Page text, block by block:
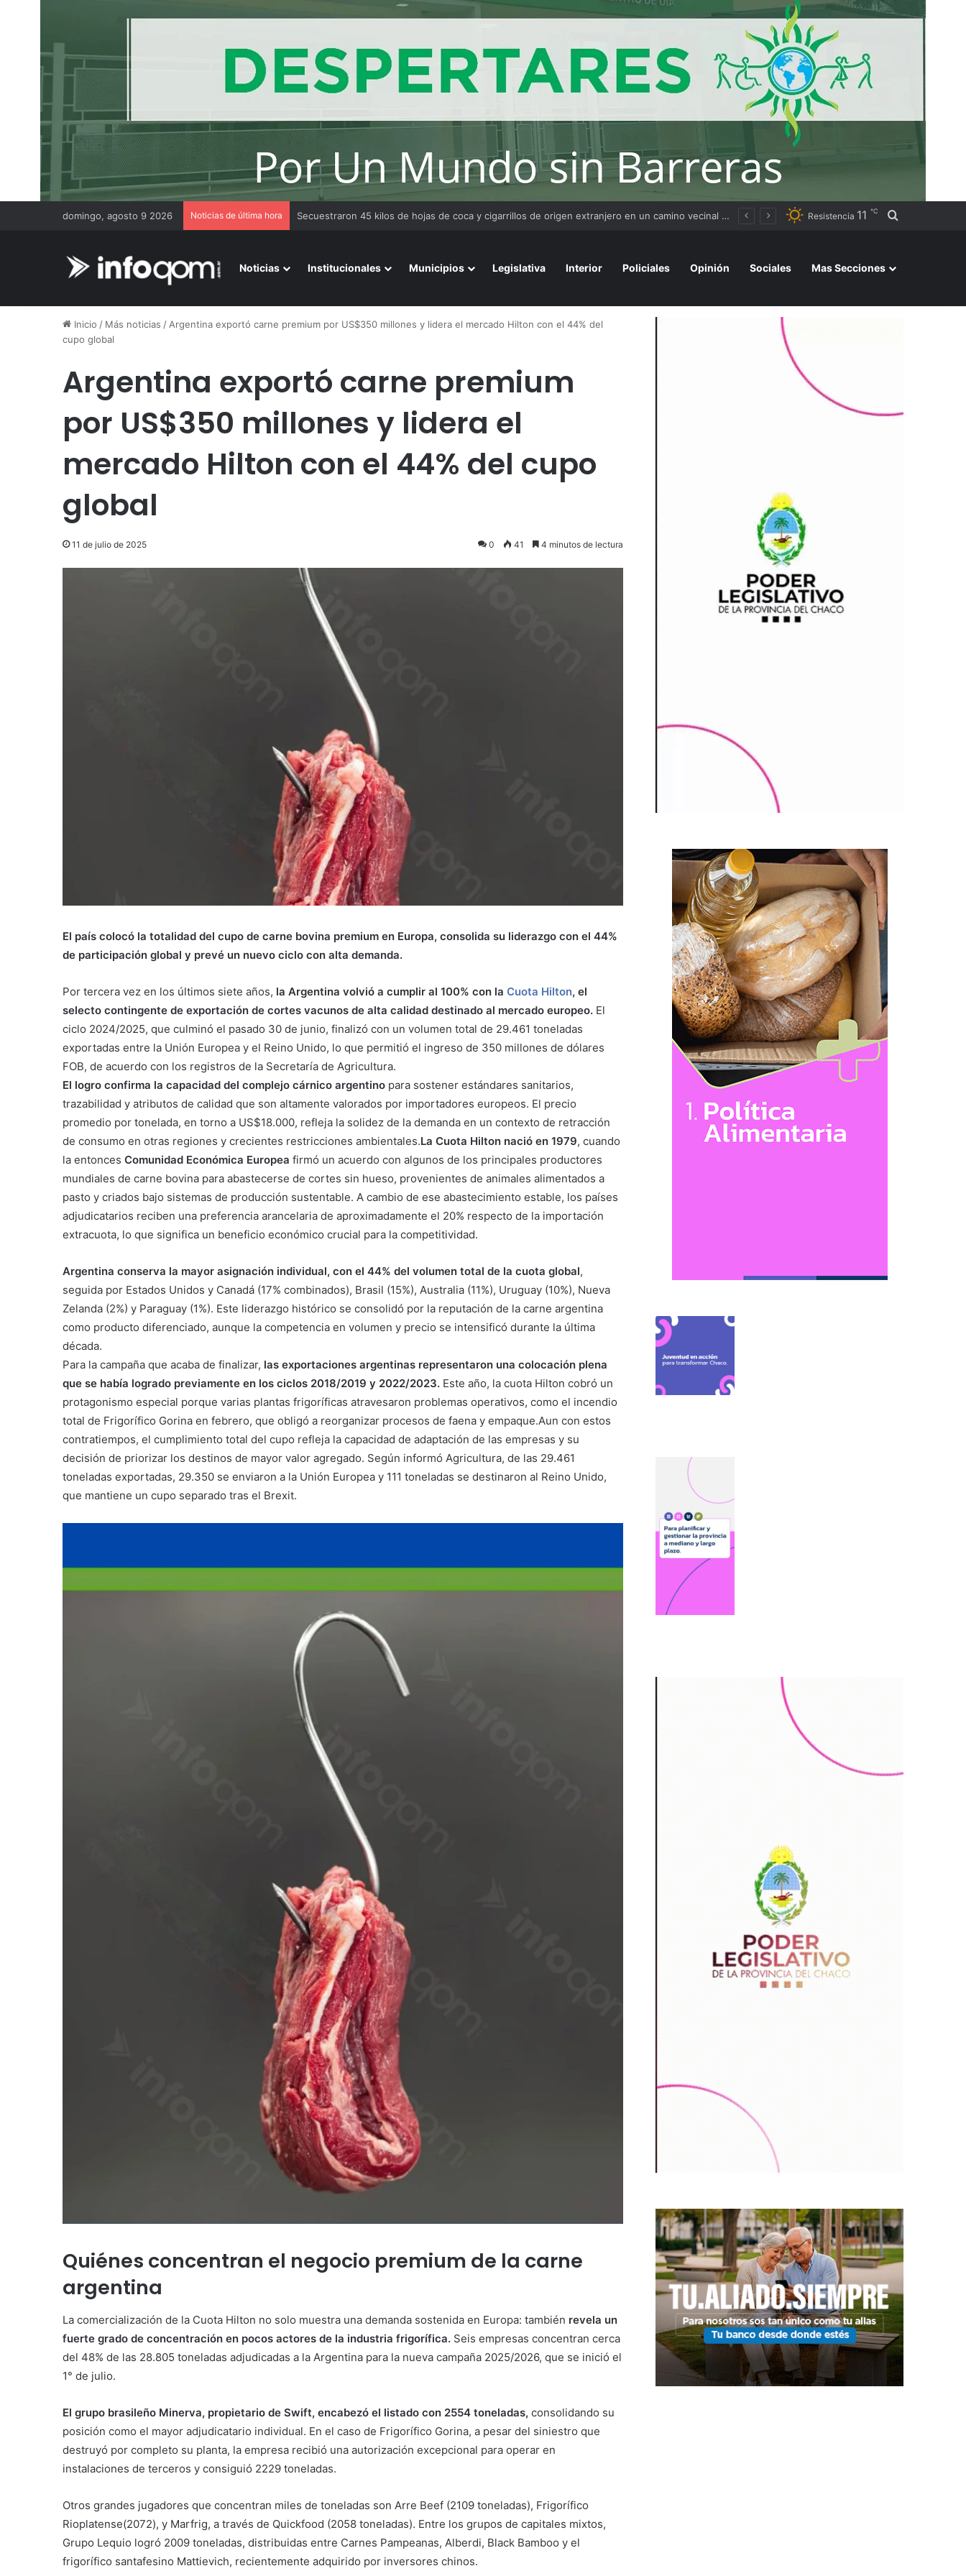
domingo, agosto 9 2026 Noticias de última hora Clausuraron un bar de Resistencia por exceso de personas durante un evento Resistencia 11 ℃ Buscar por
Noticias Institucionales Municipios Legislativa Interior Policiales Opinión Sociales Mas Secciones
Inicio / Más noticias / Argentina exportó carne premium por US$350 millones y lidera el mercado Hilton con el 44% del
cupo global
Argentina exportó carne premium
por US$350 millones y lidera el
mercado Hilton con el 44% del cupo
global
11 de julio de 2025 0 41 4 minutos de lectura
El país colocó la totalidad del cupo de carne bovina premium en Europa, consolida su liderazgo con el 44%
de participación global y prevé un nuevo ciclo con alta demanda.
Por tercera vez en los últimos siete años, la Argentina volvió a cumplir al 100% con la Cuota Hilton, el
selecto contingente de exportación de cortes vacunos de alta calidad destinado al mercado europeo. El
ciclo 2024/2025, que culminó el pasado 30 de junio, finalizó con un volumen total de 29.461 toneladas
exportadas entre la Unión Europea y el Reino Unido, lo que permitió el ingreso de 350 millones de dólares
FOB, de acuerdo con los registros de la Secretaría de Agricultura.
El logro confirma la capacidad del complejo cárnico argentino para sostener estándares sanitarios,
trazabilidad y atributos de calidad que son altamente valorados por importadores europeos. El precio
promedio por tonelada, en torno a US$18.000, refleja la solidez de la demanda en un contexto de retracción
de consumo en otras regiones y crecientes restricciones ambientales.La Cuota Hilton nació en 1979, cuando
la entonces Comunidad Económica Europea firmó un acuerdo con algunos de los principales productores
mundiales de carne bovina para abastecerse de cortes sin hueso, provenientes de animales alimentados a
pasto y criados bajo sistemas de producción sustentable. A cambio de ese abastecimiento estable, los países
adjudicatarios reciben una preferencia arancelaria de aproximadamente el 20% respecto de la importación
extracuota, lo que significa un beneficio económico crucial para la competitividad.
Argentina conserva la mayor asignación individual, con el 44% del volumen total de la cuota global,
seguida por Estados Unidos y Canadá (17% combinados), Brasil (15%), Australia (11%), Uruguay (10%), Nueva
Zelanda (2%) y Paraguay (1%). Este liderazgo histórico se consolidó por la reputación de la carne argentina
como producto diferenciado, aunque la competencia en volumen y precio se intensificó durante la última
década.
Para la campaña que acaba de finalizar, las exportaciones argentinas representaron una colocación plena
que se había logrado previamente en los ciclos 2018/2019 y 2022/2023. Este año, la cuota Hilton cobró un
protagonismo especial porque varias plantas frigoríficas atravesaron problemas operativos, como el incendio
total de Frigorífico Gorina en febrero, que obligó a reorganizar procesos de faena y empaque.Aun con estos
contratiempos, el cumplimiento total del cupo refleja la capacidad de adaptación de las empresas y su
decisión de priorizar los destinos de mayor valor agregado. Según informó Agricultura, de las 29.461
toneladas exportadas, 29.350 se enviaron a la Unión Europea y 111 toneladas se destinaron al Reino Unido,
que mantiene un cupo separado tras el Brexit.
Quiénes concentran el negocio premium de la carne
argentina
La comercialización de la Cuota Hilton no solo muestra una demanda sostenida en Europa: también revela un
fuerte grado de concentración en pocos actores de la industria frigorífica. Seis empresas concentran cerca
del 48% de las 28.805 toneladas adjudicadas a la Argentina para la nueva campaña 2025/2026, que se inició el
1° de julio.
El grupo brasileño Minerva, propietario de Swift, encabezó el listado con 2554 toneladas, consolidando su
posición como el mayor adjudicatario individual. En el caso de Frigorífico Gorina, a pesar del siniestro que
destruyó por completo su planta, la empresa recibió una autorización excepcional para operar en
instalaciones de terceros y consiguió 2229 toneladas.
Otros grandes jugadores que concentran miles de toneladas son Arre Beef (2109 toneladas), Frigorífico
Rioplatense(2072), y Marfrig, a través de Quickfood (2058 toneladas). Entre los grupos de capitales mixtos,
Grupo Lequio logró 2009 toneladas, distribuidas entre Carnes Pampeanas, Alberdi, Black Bamboo y el
frigorífico santafesino Mattievich, recientemente adquirido por inversores chinos.